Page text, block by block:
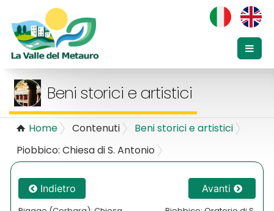
Beni storici e artistici
Home Contenuti
Beni storici e artistici
Piobbico: Chiesa di S. Antonio
Indietro Avanti